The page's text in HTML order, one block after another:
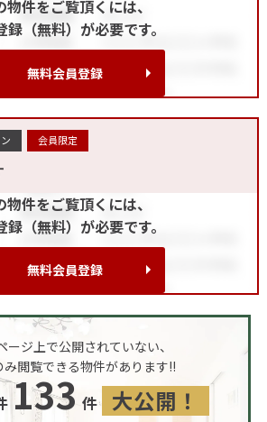
物件をご覧頂くには、
録（無料）が必要です。
無料会員登録
会員限定
物件をご覧頂くには、
録（無料）が必要です。
無料会員登録
ージ上で公開されていない、
み閲覧できる物件があります!!
133 件 大公開！